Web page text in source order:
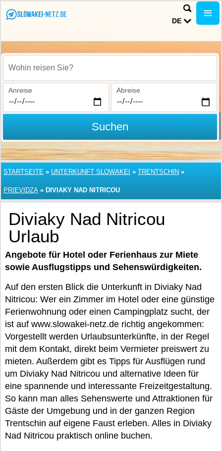
DE
Wohin reisen Sie?
Anreise Abreise
Suchen
STARTSEITE » UNTERKUNFT SLOWAKEI » TRENTSCHIN »
PRIEVIDZA » DIVIAKY NAD NITRICOU
Diviaky Nad Nitricou
Urlaub
Angebote für Hotel oder Ferienhaus zur Miete
sowie Ausflugstipps und Sehenswürdigkeiten.
Auf den ersten Blick die Unterkunft in Diviaky Nad
Nitricou: Wer ein Zimmer im Hotel oder eine günstige
Ferienwohnung oder einen Campingplatz sucht, der
ist auf www.slowakei-netz.de richtig angekommen:
Vorgestellt werden Urlaubsunterkünfte, in der Regel
mit dem Kontakt, direkt beim Vermieter preiswert zu
mieten. Außerdem gibt es Tipps für Ausflügen rund
um Diviaky Nad Nitricou und alternative Ideen für
eine spannende und interessante Freizeitgestaltung.
So kann man alles Sehenswerte und Attraktionen für
Gäste der Umgebung und in der ganzen Region
Trentschin auf eigene Faust erleben. Alles in Diviaky
Nad Nitricou praktisch online buchen.